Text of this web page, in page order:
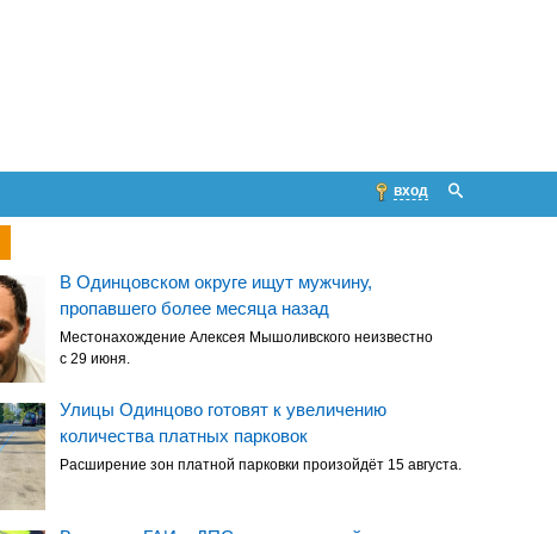
вход
В Одинцовском округе ищут мужчину,
пропавшего более месяца назад
Местонахождение Алексея Мышоливского неизвестно
с 29 июня.
Улицы Одинцово готовят к увеличению
количества платных парковок
Расширение зон платной парковки произойдёт 15 августа.